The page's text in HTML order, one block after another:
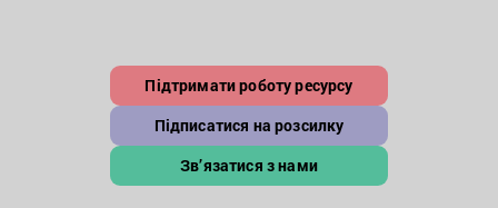
Підтримати роботу ресурсу
Підписатися на розсилку
Зв’язатися з нами